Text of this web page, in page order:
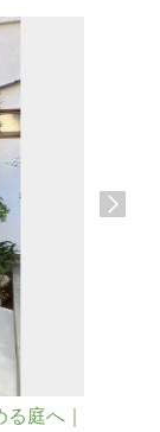
庭へ｜